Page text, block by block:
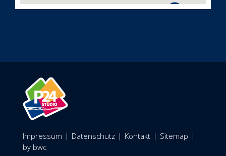
Impressum | Datenschutz | Kontakt | Sitemap |
by bwc